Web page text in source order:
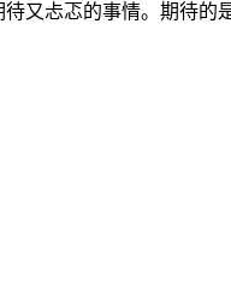
又忐忑的事情。期待